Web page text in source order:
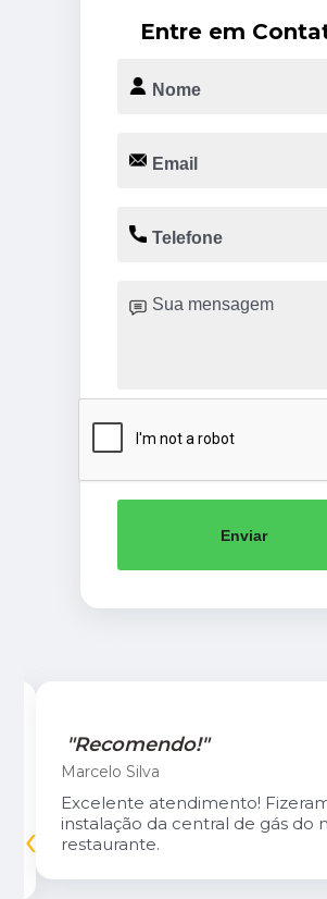
Entre em
Enviar
"Recomendo!"
Marcelo Silva
Excelente atendimento!
instalação da central de gás do
restaurante.
‹